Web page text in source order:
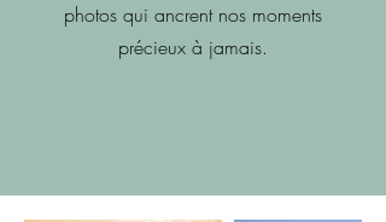
photos qui ancrent nos moments
précieux à jamais.